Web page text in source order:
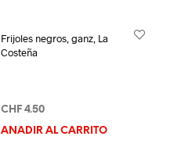
Frijoles negros, ganz, La
Costeña
CHF4.50
AÑADIR AL CARRITO